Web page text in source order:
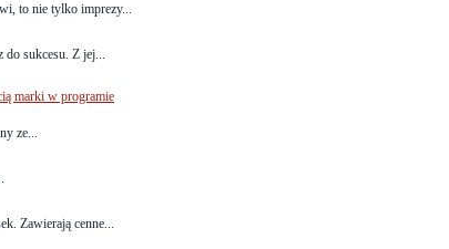
to nie tylko imprezy...
do sukcesu. Z jej...
marki w programie
ze...
Zawierają cenne...